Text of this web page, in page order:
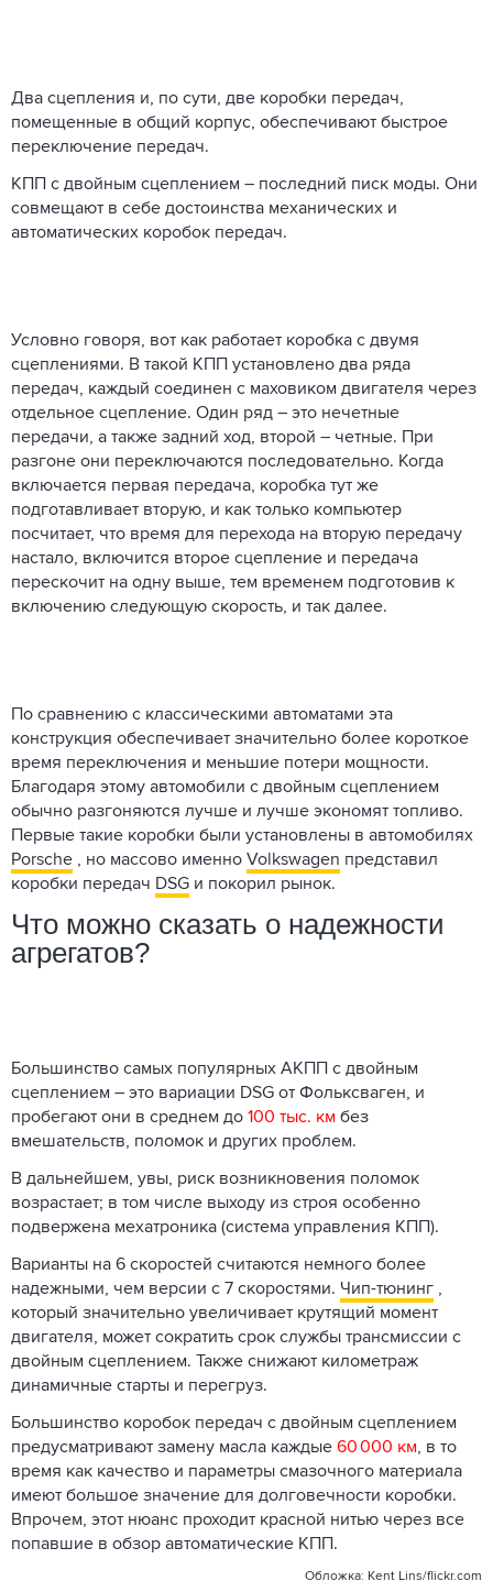
Два сцепления и, по сути, две коробки передач,
помещенные в общий корпус, обеспечивают быстрое
переключение передач.
КПП с двойным сцеплением – последний писк моды. Они
совмещают в себе достоинства механических и
автоматических коробок передач.
Условно говоря, вот как работает коробка с двумя
сцеплениями. В такой КПП установлено два ряда
передач, каждый соединен с маховиком двигателя через
отдельное сцепление. Один ряд – это нечетные
передачи, а также задний ход, второй – четные. При
разгоне они переключаются последовательно. Когда
включается первая передача, коробка тут же
подготавливает вторую, и как только компьютер
посчитает, что время для перехода на вторую передачу
настало, включится второе сцепление и передача
перескочит на одну выше, тем временем подготовив к
включению следующую скорость, и так далее.
По сравнению с классическими автоматами эта
конструкция обеспечивает значительно более короткое
время переключения и меньшие потери мощности.
Благодаря этому автомобили с двойным сцеплением
обычно разгоняются лучше и лучше экономят топливо.
Первые такие коробки были установлены в автомобилях
Porsche , но массово именно Volkswagen представил
коробки передач DSG и покорил рынок.
Что можно сказать о надежности
агрегатов?
Большинство самых популярных АКПП с двойным
сцеплением – это вариации DSG от Фольксваген, и
пробегают они в среднем до 100 тыс. км без
вмешательств, поломок и других проблем.
В дальнейшем, увы, риск возникновения поломок
возрастает; в том числе выходу из строя особенно
подвержена мехатроника (система управления КПП).
Варианты на 6 скоростей считаются немного более
надежными, чем версии с 7 скоростями. Чип-тюнинг ,
который значительно увеличивает крутящий момент
двигателя, может сократить срок службы трансмиссии с
двойным сцеплением. Также снижают километраж
динамичные старты и перегруз.
Большинство коробок передач с двойным сцеплением
предусматривают замену масла каждые 60 000 км, в то
время как качество и параметры смазочного материала
имеют большое значение для долговечности коробки.
Впрочем, этот нюанс проходит красной нитью через все
попавшие в обзор автоматические КПП.
Обложка: Kent Lins/flickr.com